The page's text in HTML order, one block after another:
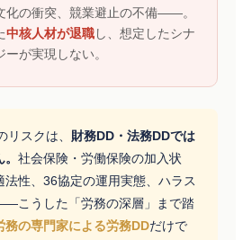
化の衝突、競業避止の不備——。
中核人材が退職 し、想定したシナ
ーが実現しない。
リスクは、 財務DD・法務DDでは
社会保険・労働保険の加入状
法性、36協定の運用実態、ハラス
こうした「労務の深層」まで踏
務の専門家による労務DDだけで